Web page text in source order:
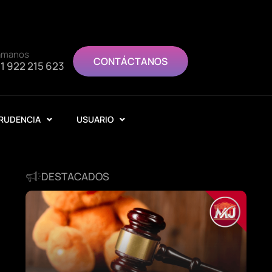
922 215 623 CONTÁCTANOS
USUARIO
DESTACADOS